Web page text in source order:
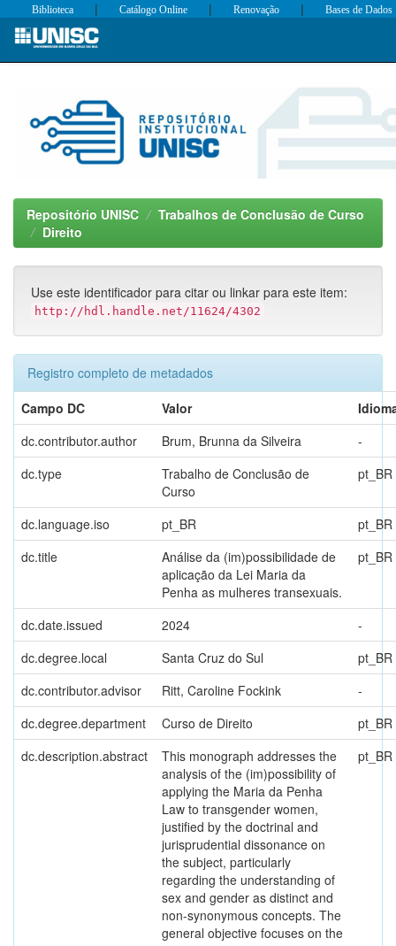
Skip
Biblioteca | Catálogo Online | Renovação | Bases de Dados
Repositório UNISC
Trabalhos de Conclusão de Curso
Direito
Use este identificador para citar ou linkar para este item:
http://hdl.handle.net/11624/4302
Registro completo de metadados
Campo DC
Valor
dc.contributor.author
Brum, Brunna da Silveira
-
dc.type
Trabalho de Conclusão de
Curso
pt_BR
dc.language.iso pt_BR
pt_BR
dc.title
Análise da (im)possibilidade de
aplicação da Lei Maria da
Penha as mulheres transexuais.
pt_BR
dc.date.issued 2024
-
dc.degree.local
Santa Cruz do Sul
pt_BR
dc.contributor.advisor
Ritt, Caroline Fockink
-
dc.degree.department
Curso de Direito
pt_BR
dc.description.abstract
This monograph addresses the
analysis of the (im)possibility of
applying the Maria da Penha
Law to transgender women,
justified by the doctrinal and
jurisprudential dissonance on
the subject, particularly
regarding the understanding of
sex and gender as distinct and
non-synonymous concepts. The
general objective focuses on the
pt_BR